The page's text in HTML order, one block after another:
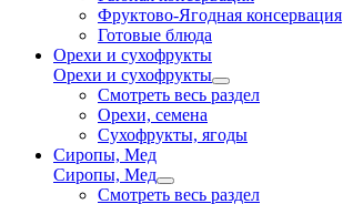
Фруктово-Ягодная консервация
Готовые блюда
Орехи и сухофрукты
Орехи и сухофрукты
Смотреть весь раздел
Орехи, семена
Сухофрукты, ягоды
Сиропы, Мед
Сиропы, Мед
Смотреть весь раздел